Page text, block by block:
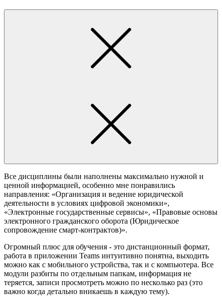
Все дисциплины были наполнены максимально нужной и
ценной информацией, особенно мне понравились
направления: «Организация и ведение юридической
деятельности в условиях цифровой экономики»,
«Электронные государственные сервисы», «Правовые основы
электронного гражданского оборота (Юридическое
сопровождение смарт-контрактов)».
Огромный плюс для обучения - это дистанционный формат,
работа в приложении Teams интуитивно понятна, выходить
можно как с мобильного устройства, так и с компьютера. Все
модули разбиты по отдельным папкам, информация не
теряется, записи просмотреть можно по несколько раз (это
важно когда детально вникаешь в каждую тему).